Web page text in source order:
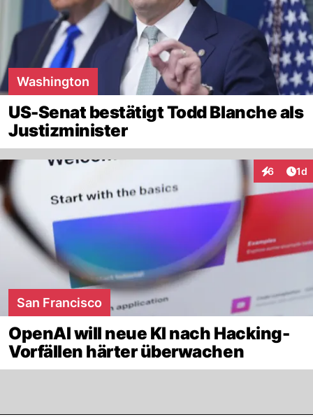
Washington
US-Senat bestätigt Todd Blanche als
Justizminister
6 1d
San Francisco
OpenAI will neue KI nach Hacking-
Vorfällen härter überwachen